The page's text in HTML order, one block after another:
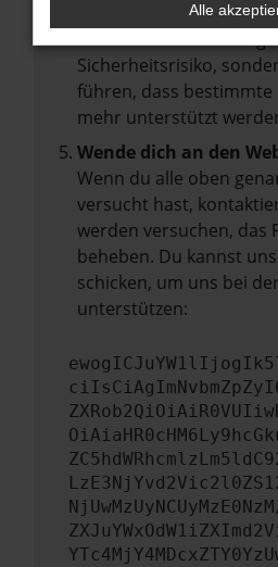
Veraltete Software
Sicherheitsrisiko,
führen, dass
mehr unterstützt
Wende dich an den
Wenn du alle oben
versucht hast,
werden versuchen, das
beheben. Du kannst
schicken, um uns bei
unterstützen:
Alle